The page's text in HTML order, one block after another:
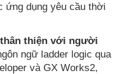
ứng dụng yêu cầu thời
thiện với người
ngữ ladder logic qua
và GX Works2,